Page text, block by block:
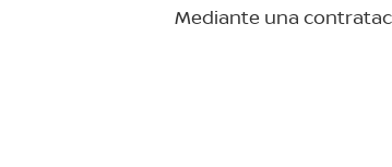
Mediante una